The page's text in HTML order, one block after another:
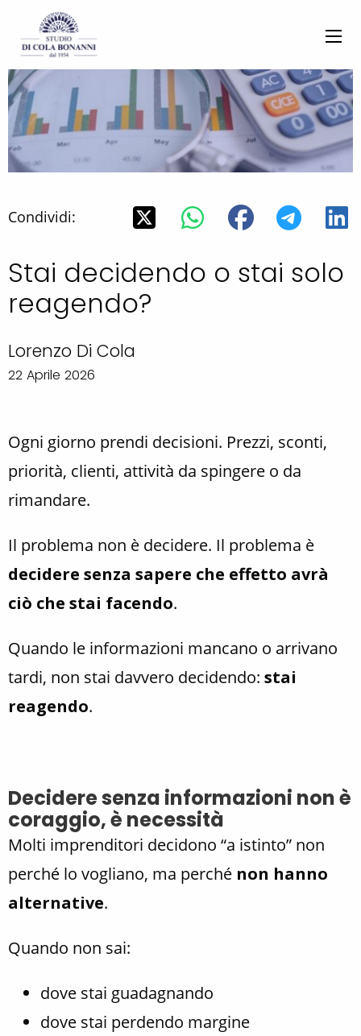
Condividi:
Stai decidendo o stai solo
reagendo?
Lorenzo Di Cola
22 Aprile 2026
Ogni giorno prendi decisioni. Prezzi, sconti,
priorità, clienti, attività da spingere o da
rimandare.
Il problema non è decidere. Il problema è
decidere senza sapere che effetto avrà
ciò che stai facendo.
Quando le informazioni mancano o arrivano
tardi, non stai davvero decidendo: stai
reagendo.
Decidere senza informazioni non è
coraggio, è necessità
Molti imprenditori decidono “a istinto” non
perché lo vogliano, ma perché non hanno
alternative.
Quando non sai:
dove stai guadagnando
dove stai perdendo margine